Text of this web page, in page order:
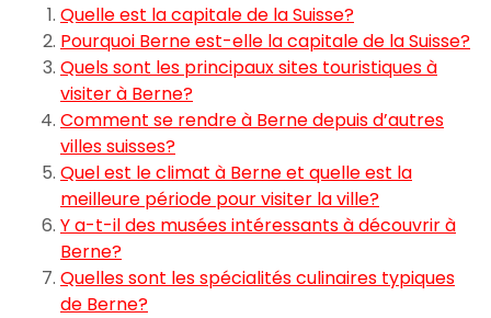
Quelle est la capitale de la Suisse?
Pourquoi Berne est-elle la capitale de la Suisse?
Quels sont les principaux sites touristiques à
visiter à Berne?
Comment se rendre à Berne depuis d’autres
villes suisses?
Quel est le climat à Berne et quelle est la
meilleure période pour visiter la ville?
Y a-t-il des musées intéressants à découvrir à
Berne?
Quelles sont les spécialités culinaires typiques
de Berne?